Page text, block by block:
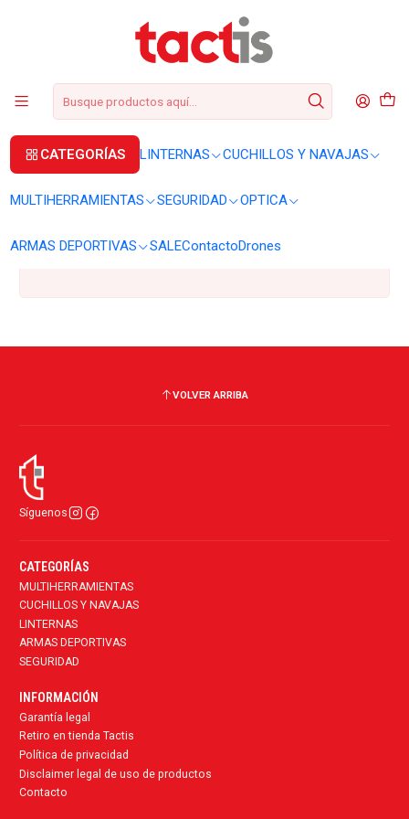
CATEGORÍAS LINTERNAS CUCHILLOS Y NAVAJAS
MULTIHERRAMIENTAS SEGURIDAD OPTICA
ARMAS DEPORTIVAS SALEContactoDrones
+56 2 3224 9572 +569 62369815
ARMAS DEPORTIVAS Accesorios a pedido
Accesorios a pedido
Todavía no hay productos disponibles aquí
VOLVER ARRIBA
Síguenos
CATEGORÍAS
MULTIHERRAMIENTAS
CUCHILLOS Y NAVAJAS
LINTERNAS
ARMAS DEPORTIVAS
SEGURIDAD
INFORMACIÓN
Garantía legal
Retiro en tienda Tactis
Política de privacidad
Disclaimer legal de uso de productos
Contacto